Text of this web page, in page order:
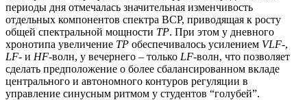
периоды дня отмечалась значительная изменчивость
отдельных компонентов спектра ВСР, приводящая к росту
общей спектральной мощности ТР. При этом у дневного
хронотипа увеличение TP обеспечивалось усилением VLF-,
LF- и HF-волн, у вечернего – только LF-волн, что позволяет
сделать предположение о более сбалансированном вкладе
центрального и автономного контуров регуляции в
управление синусным ритмом у студентов “голубей”.